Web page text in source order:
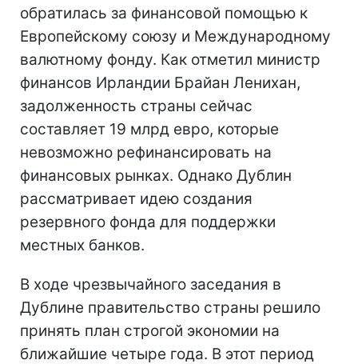
обратилась за финансовой помощью к
Европейскому союзу и Международному
валютному фонду. Как отметил министр
финансов Ирландии Брайан Ленихан,
задолженность страны сейчас
составляет 19 млрд евро, которые
невозможно рефинансировать на
финансовых рынках. Однако Дублин
рассматривает идею создания
резервного фонда для поддержки
местных банков.
В ходе чрезвычайного заседания в
Дублине правительство страны решило
принять план строгой экономии на
ближайшие четыре года. В этот период